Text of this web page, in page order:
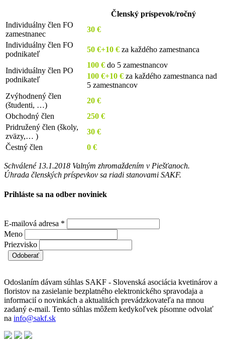
Členský príspevok/ročný
Individuálny člen FO
zamestnanec
30 €
Individuálny člen FO
podnikateľ
50 €+10 € za každého zamestnanca
Individuálny člen PO
podnikateľ
100 € do 5 zamestnancov
100 €+10 € za každého zamestnanca nad
5 zamestnancov
Zvýhodnený člen
(študenti, …)
20 €
Obchodný člen
250 €
Pridružený člen (školy,
zväzy,… )
30 €
Čestný člen
0 €
Schválené 13.1.2018 Valným zhromaždením v Piešťanoch.
Úhrada členských príspevkov sa riadi stanovami SAKF.
Prihláste sa na odber noviniek
E-mailová adresa *
Meno
Priezvisko
Odoslaním dávam súhlas SAKF - Slovenská asociácia kvetinárov a
floristov na zasielanie bezplatného elektronického spravodaja a
informacií o novinkách a aktualitách prevádzkovateľa na mnou
zadaný e-mail. Tento súhlas môžem kedykoľvek písomne odvolať
na info@sakf.sk